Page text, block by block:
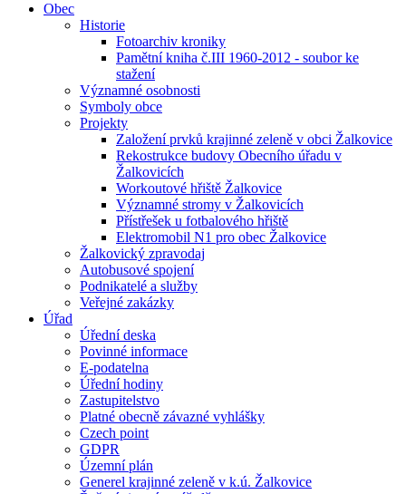
Obec
Historie
Fotoarchiv kroniky
Pamětní kniha č.III 1960-2012 - soubor ke
stažení
Významné osobnosti
Symboly obce
Projekty
Založení prvků krajinné zeleně v obci Žalkovice
Rekostrukce budovy Obecního úřadu v
Žalkovicích
Workoutové hřiště Žalkovice
Významné stromy v Žalkovicích
Přístřešek u fotbalového hřiště
Elektromobil N1 pro obec Žalkovice
Žalkovický zpravodaj
Autobusové spojení
Podnikatelé a služby
Veřejné zakázky
Úřad
Úřední deska
Povinné informace
E-podatelna
Úřední hodiny
Zastupitelstvo
Platné obecně závazné vyhlášky
Czech point
GDPR
Územní plán
Generel krajinné zeleně v k.ú. Žalkovice